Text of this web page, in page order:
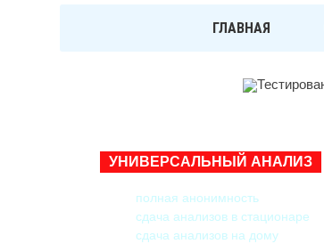
ГЛАВНАЯ
УНИВЕРСАЛЬНЫЙ АНАЛИЗ
полная анонимность
сдача анализов в стационаре
сдача анализов на дому